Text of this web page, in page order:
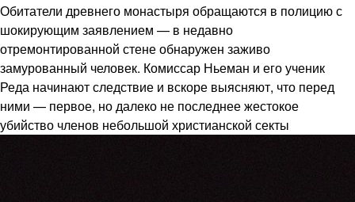
Обитатели древнего монастыря обращаются в полицию с
шокирующим заявлением — в недавно
отремонтированной стене обнаружен заживо
замурованный человек. Комиссар Ньеман и его ученик
Реда начинают следствие и вскоре выясняют, что перед
ними — первое, но далеко не последнее жестокое
убийство членов небольшой христианской секты